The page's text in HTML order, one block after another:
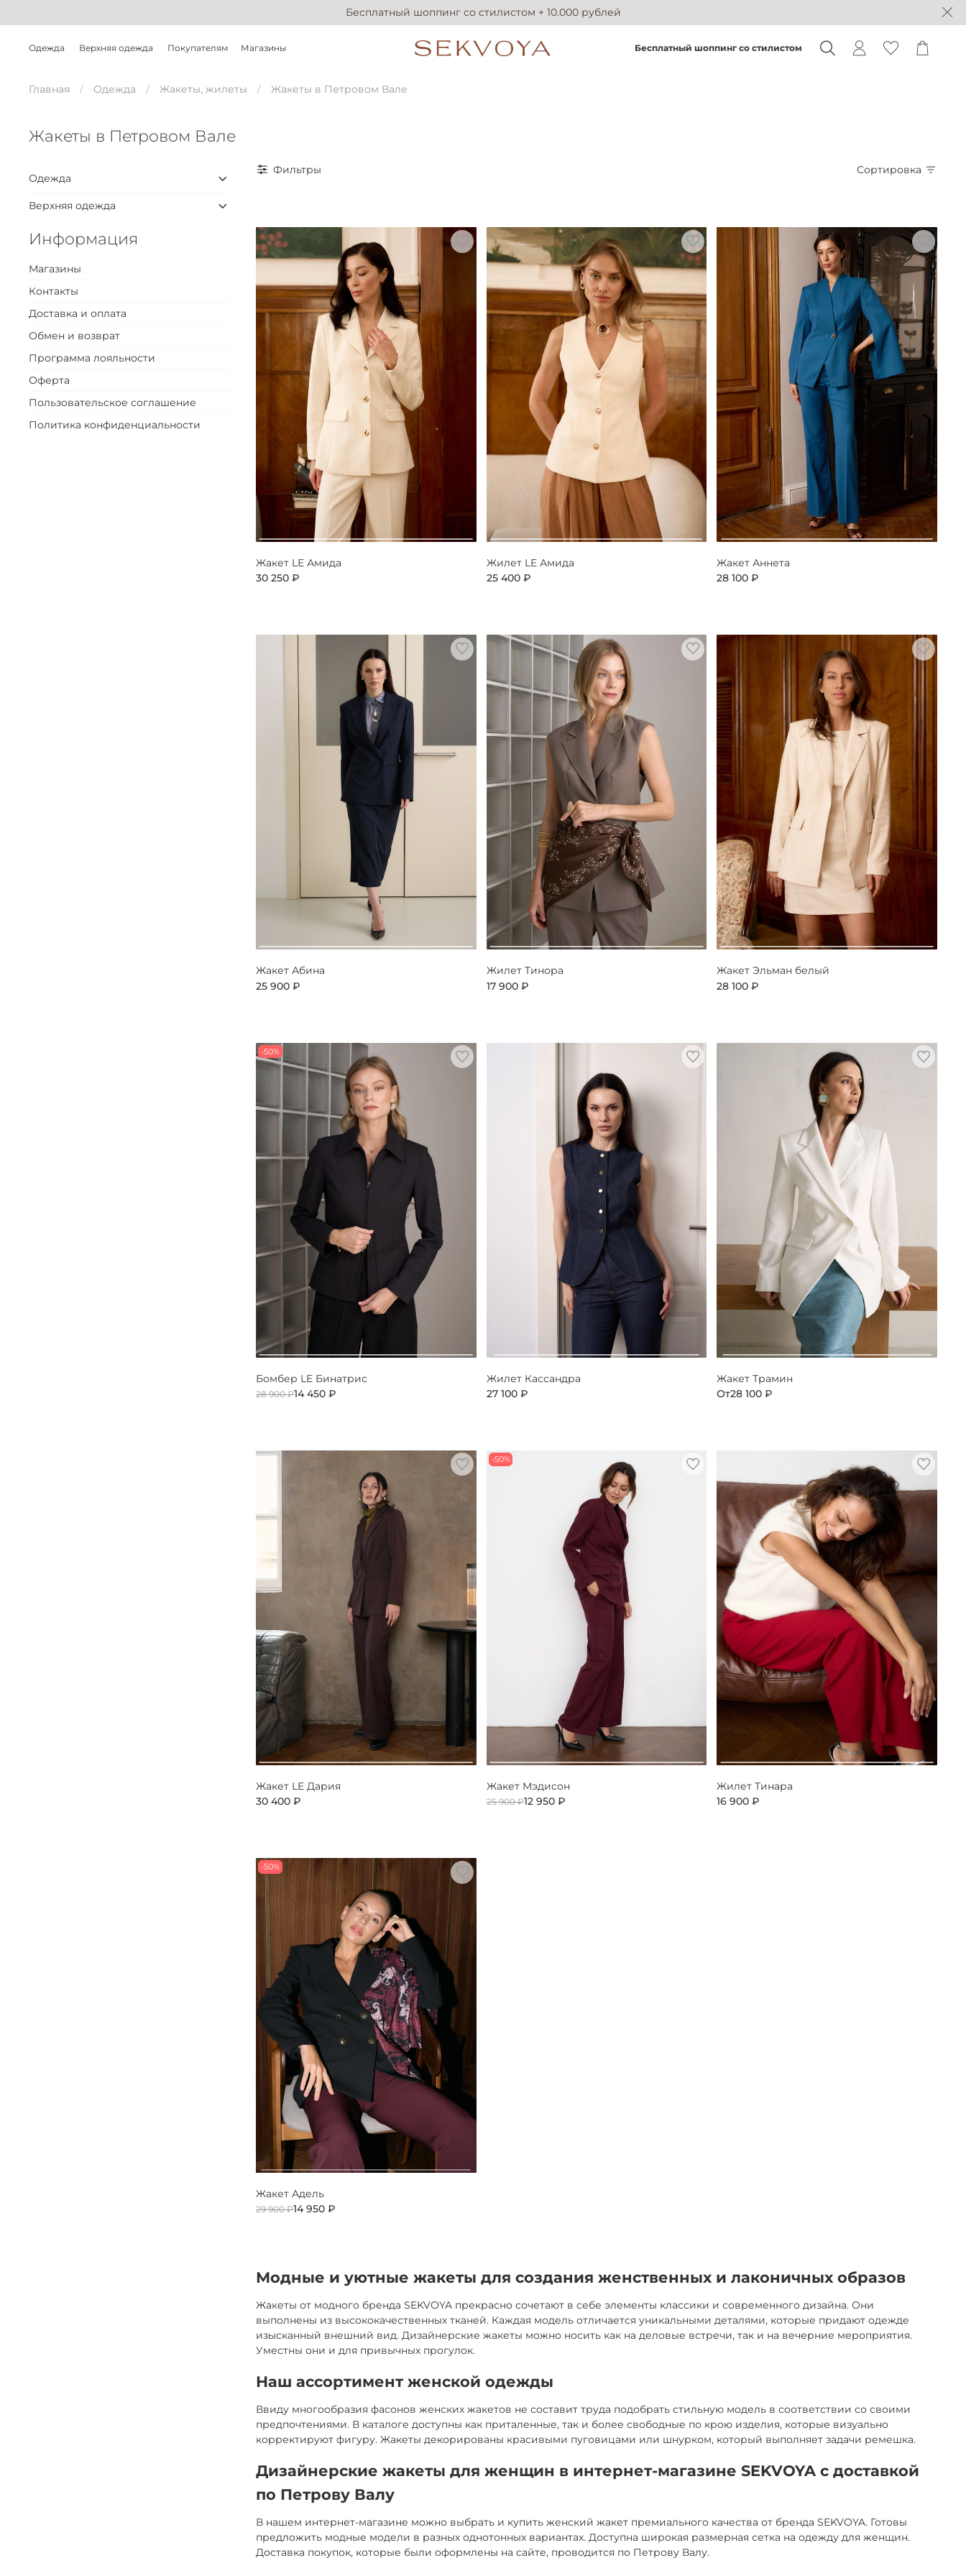
Бесплатный шоппинг со стилистом + 10.000 рублей
Бесплатный шоппинг со стилистом
Одежда Верхняя одежда Покупателям Магазины
Главная Одежда Жакеты, жилеты Жакеты в Петровом Вале
Жакеты в Петровом Вале
Фильтры Сортировка
Жакет LE Амида
30 250 ₽
Жилет LE Амида
25 400 ₽
Жакет Аннета
28 100 ₽
Жакет Абина
25 900 ₽
Жилет Тинора
17 900 ₽
Жакет Эльман белый
28 100 ₽
-50%
Бомбер LE Бинатрис
28 900 ₽14 450 ₽
Жилет Кассандра
27 100 ₽
Жакет Трамин
От28 100 ₽
Жакет LE Дария
30 400 ₽
-50%
Жакет Мэдисон
25 900 ₽12 950 ₽
Жилет Тинара
16 900 ₽
-50%
Жакет Адель
29 900 ₽14 950 ₽
Модные и уютные жакеты для создания женственных и лаконичных образов
Жакеты от модного бренда SEKVOYA прекрасно сочетают в себе элементы классики и современного дизайна. Они
выполнены из высококачественных тканей. Каждая модель отличается уникальными деталями, которые придают одежде
изысканный внешний вид. Дизайнерские жакеты можно носить как на деловые встречи, так и на вечерние мероприятия.
Уместны они и для привычных прогулок.
Наш ассортимент женской одежды
Ввиду многообразия фасонов женских жакетов не составит труда подобрать стильную модель в соответствии со своими
предпочтениями. В каталоге доступны как приталенные, так и более свободные по крою изделия, которые визуально
корректируют фигуру. Жакеты декорированы красивыми пуговицами или шнурком, который выполняет задачи ремешка.
Дизайнерские жакеты для женщин в интернет-магазине SEKVOYA с доставкой
по Петрову Валу
В нашем интернет-магазине можно выбрать и купить женский жакет премиального качества от бренда SEKVOYA. Готовы
предложить модные модели в разных однотонных вариантах. Доступна широкая размерная сетка на одежду для женщин.
Доставка покупок, которые были оформлены на сайте, проводится по Петрову Валу.
Одежда
Верхняя одежда
Информация
Магазины
Контакты
Доставка и оплата
Обмен и возврат
Программа лояльности
Оферта
Пользовательское соглашение
Политика конфиденциальности